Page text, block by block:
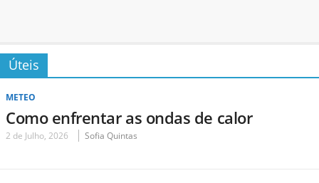
Úteis
METEO
Como enfrentar as ondas de calor
2 de Julho, 2026 Sofia Quintas